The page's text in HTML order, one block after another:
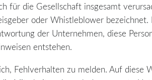
die Gesellschaft insgesamt
oder Whistleblower bezeichnet.
der Unternehmen, diese
entstehen.
Fehlverhalten zu melden. Auf diese